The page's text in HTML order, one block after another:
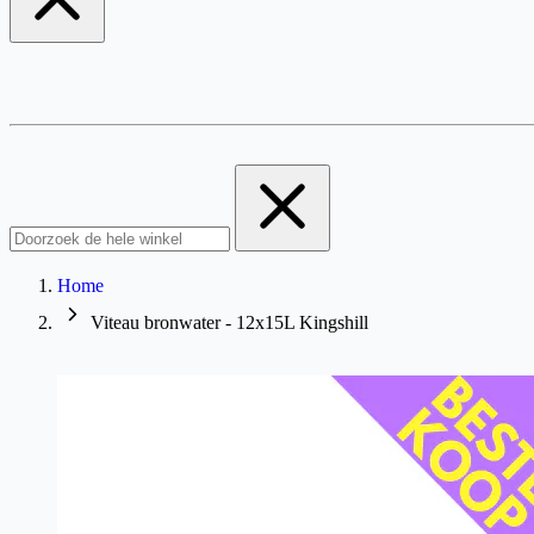
Home
Viteau bronwater - 12x15L Kingshill